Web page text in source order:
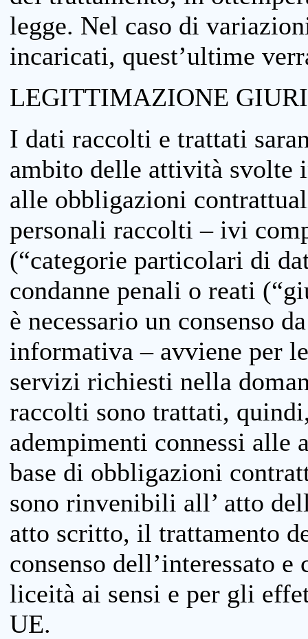
legge. Nel caso di
incaricati, quest’ultime
LEGITTIMAZIONE
I dati raccolti e trattati
ambito delle attività svolte
alle obbligazioni
personali raccolti – ivi
(“categorie particolari di
condanne penali o reati
è necessario un consenso
informativa – avviene per
servizi richiesti nella
raccolti sono trattati,
adempimenti connessi
base di obbligazioni
sono rinvenibili all’ atto
atto scritto, il trattamento
consenso dell’interessato
liceità ai sensi e per gli
UE.